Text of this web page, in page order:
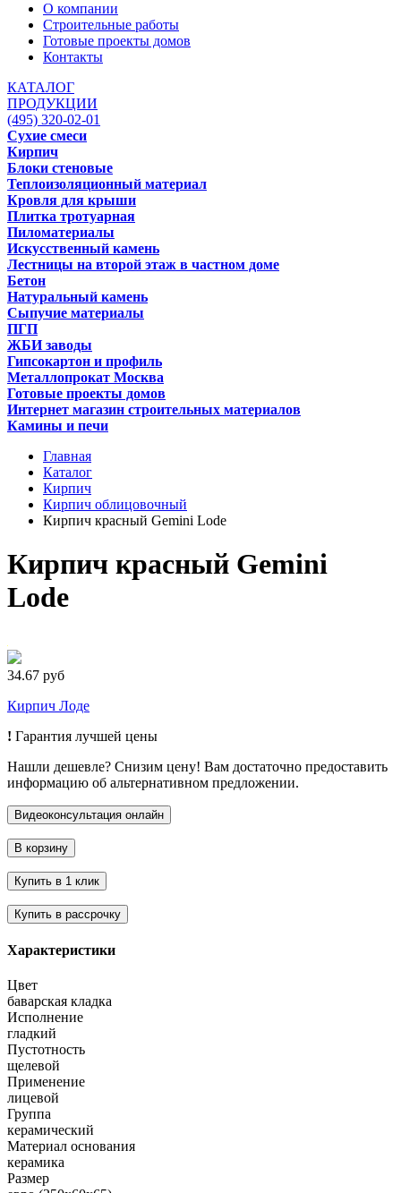
О компании
Строительные работы
Готовые проекты домов
Контакты
КАТАЛОГ
ПРОДУКЦИИ
(495) 320-02-01
Сухие смеси
Кирпич
Блоки стеновые
Теплоизоляционный материал
Кровля для крыши
Плитка тротуарная
Пиломатериалы
Искусственный камень
Лестницы на второй этаж в частном доме
Бетон
Натуральный камень
Сыпучие материалы
ПГП
ЖБИ заводы
Гипсокартон и профиль
Металлопрокат Москва
Готовые проекты домов
Интернет магазин строительных материалов
Камины и печи
Главная
Каталог
Кирпич
Кирпич облицовочный
Кирпич красный Gemini Lode
Кирпич красный Gemini
Lode
34.67 руб
Кирпич Лоде
! Гарантия лучшей цены
Нашли дешевле? Снизим цену! Вам достаточно предоставить
информацию об альтернативном предложении.
Характеристики
Цвет
баварская кладка
Исполнение
гладкий
Пустотность
щелевой
Применение
лицевой
Группа
керамический
Материал основания
керамика
Размер